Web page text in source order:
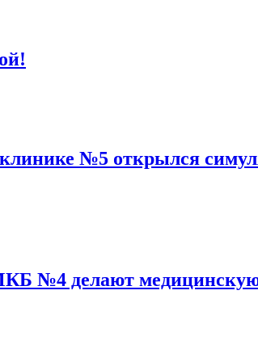
№5 открылся
№4 делают